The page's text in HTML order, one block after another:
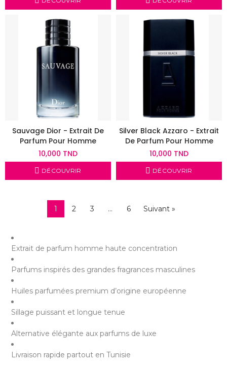
Sauvage Dior - Extrait De
Parfum Pour Homme
10,000 TND
DÉCOUVRIR
Silver Black Azzaro - Extrait
De Parfum Pour Homme
10,000 TND
DÉCOUVRIR
1 2 3 … 6 Suivant »
Extrait de parfum homme haute concentration
Parfums inspirés des grandes fragrances masculines
Huiles parfumées premium d’origine européenne
Sillage puissant et longue tenue
Alternative élégante aux parfums de luxe
Livraison rapide partout en Tunisie